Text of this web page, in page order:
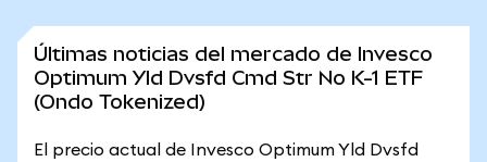
Últimas noticias del mercado de Invesco
Optimum Yld Dvsfd Cmd Str No K-1 ETF
(Ondo Tokenized)
El precio actual de Invesco Optimum Yld Dvsfd